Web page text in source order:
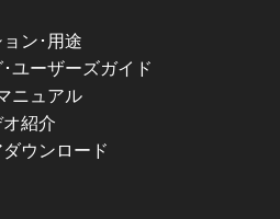
ン･用途
ユーザーズガイド
ニュアル
紹介
ウンロード